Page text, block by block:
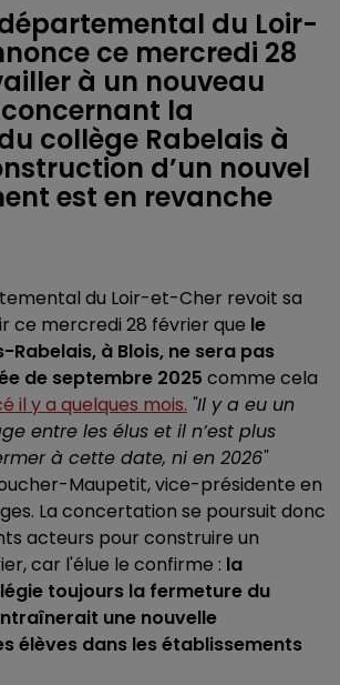
du Loir-
ce mercredi 28
à un nouveau
la
collège Rabelais à
d’un nouvel
est en revanche
du Loir-et-Cher revoit sa
ce mercredi 28 février que le
Rabelais, à Blois, ne sera pas
de septembre 2025 comme cela
il y a quelques mois. "Il y a eu un
entre les élus et il n’est plus
à cette date, ni en 2026"
Maupetit, vice-présidente en
La concertation se poursuit donc
acteurs pour construire un
car l'élue le confirme : la
toujours la fermeture du
une nouvelle
élèves dans les établissements